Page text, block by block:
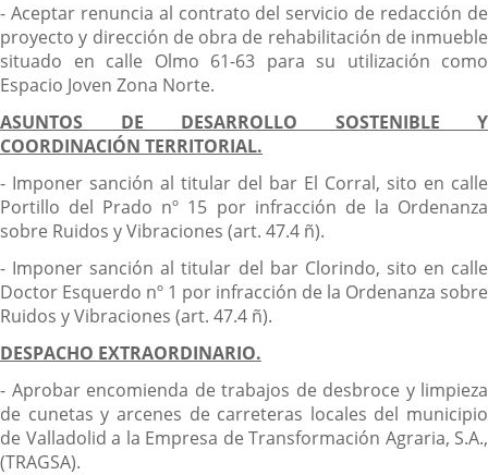
- Aceptar renuncia al contrato del servicio de redacción de
proyecto y dirección de obra de rehabilitación de inmueble
situado en calle Olmo 61-63 para su utilización como
Espacio Joven Zona Norte.
ASUNTOS DE DESARROLLO SOSTENIBLE Y
COORDINACIÓN TERRITORIAL.
- Imponer sanción al titular del bar El Corral, sito en calle
Portillo del Prado nº 15 por infracción de la Ordenanza
sobre Ruidos y Vibraciones (art. 47.4 ñ).
- Imponer sanción al titular del bar Clorindo, sito en calle
Doctor Esquerdo nº 1 por infracción de la Ordenanza sobre
Ruidos y Vibraciones (art. 47.4 ñ).
DESPACHO EXTRAORDINARIO.
- Aprobar encomienda de trabajos de desbroce y limpieza
de cunetas y arcenes de carreteras locales del municipio
de Valladolid a la Empresa de Transformación Agraria, S.A.,
(TRAGSA).